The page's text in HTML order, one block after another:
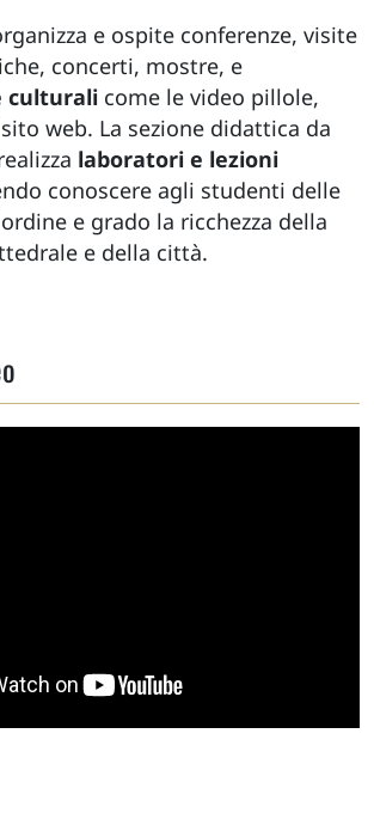
e ospite conferenze, visite
concerti, mostre, e
culturali come le video pillole,
web. La sezione didattica da
laboratori e lezioni
conoscere agli studenti delle
e grado la ricchezza della
e della città.